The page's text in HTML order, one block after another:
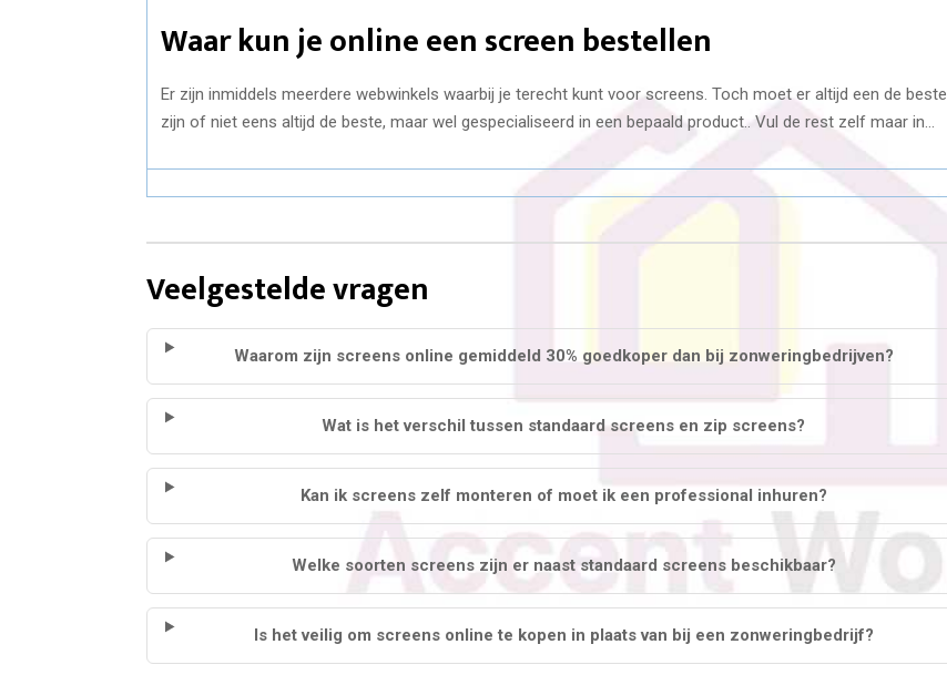
Waar kun je online een screen bestellen
Er zijn inmiddels meerdere webwinkels waarbij je terecht kunt voor screens. Toch moet er altijd een de beste
zijn of niet eens altijd de beste, maar wel gespecialiseerd in een bepaald product.. Vul de rest zelf maar in…
Veelgestelde vragen
Waarom zijn screens online gemiddeld 30% goedkoper dan bij zonweringbedrijven?
Wat is het verschil tussen standaard screens en zip screens?
Kan ik screens zelf monteren of moet ik een professional inhuren?
Welke soorten screens zijn er naast standaard screens beschikbaar?
Is het veilig om screens online te kopen in plaats van bij een zonweringbedrijf?